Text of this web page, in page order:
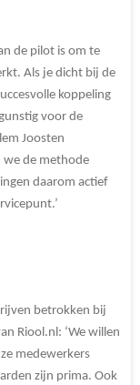
de pilot is om te
Als je dicht bij de
koppeling
voor de
Joosten
we de methode
daarom actief
betrokken bij
Riool.nl: ‘We willen
medewerkers
zijn prima. Ook